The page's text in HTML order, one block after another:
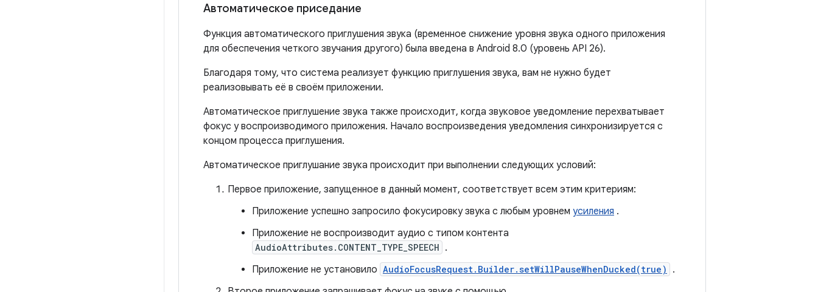
Автоматическое приседание
Функция автоматического приглушения звука (временное снижение уровня звука одного приложения
для обеспечения четкого звучания другого) была введена в Android 8.0 (уровень API 26).
Благодаря тому, что система реализует функцию приглушения звука, вам не нужно будет
реализовывать её в своём приложении.
Автоматическое приглушение звука также происходит, когда звуковое уведомление перехватывает
фокус у воспроизводимого приложения. Начало воспроизведения уведомления синхронизируется с
концом процесса приглушения.
Автоматическое приглушание звука происходит при выполнении следующих условий:
Первое приложение, запущенное в данный момент, соответствует всем этим критериям:
Приложение успешно запросило фокусировку звука с любым уровнем усиления .
Приложение не воспроизводит аудио с типом контента
AudioAttributes.CONTENT_TYPE_SPEECH .
Приложение не установило AudioFocusRequest.Builder.setWillPauseWhenDucked(true)
.